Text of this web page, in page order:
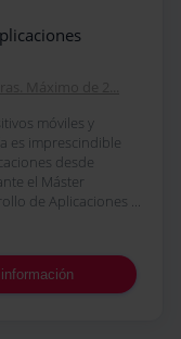
móviles y
es imprescindible
desde
el Máster
de Aplicaciones ...